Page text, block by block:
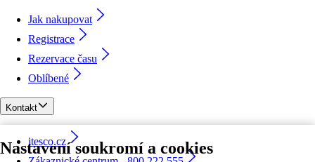
Nastavení soukromí a cookies
Jak nakupovat
Registrace
Rezervace času
Oblíbené
Kontakt
itesco.cz